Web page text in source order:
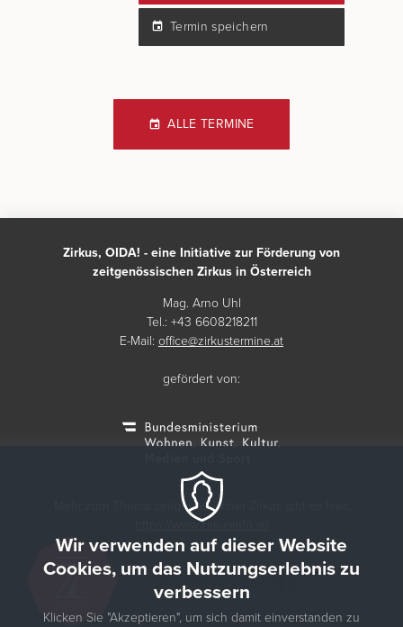
Termin speichern
ALLE TERMINE
Zirkus, OIDA! - eine Initiative zur Förderung von
zeitgenössischen Zirkus in Österreich
Mag. Arno Uhl
Tel.: +43 6608218211
E-Mail: office@zirkustermine.at
gefördert von:
Mehr zum Thema zeitgenössischer Zirkus gibt es hier:
https://www.zirkusinfo.at/
Wir verwenden auf dieser Website
Cookies, um das Nutzungserlebnis zu
verbessern
Klicken Sie "Akzeptieren", um sich damit einverstanden zu